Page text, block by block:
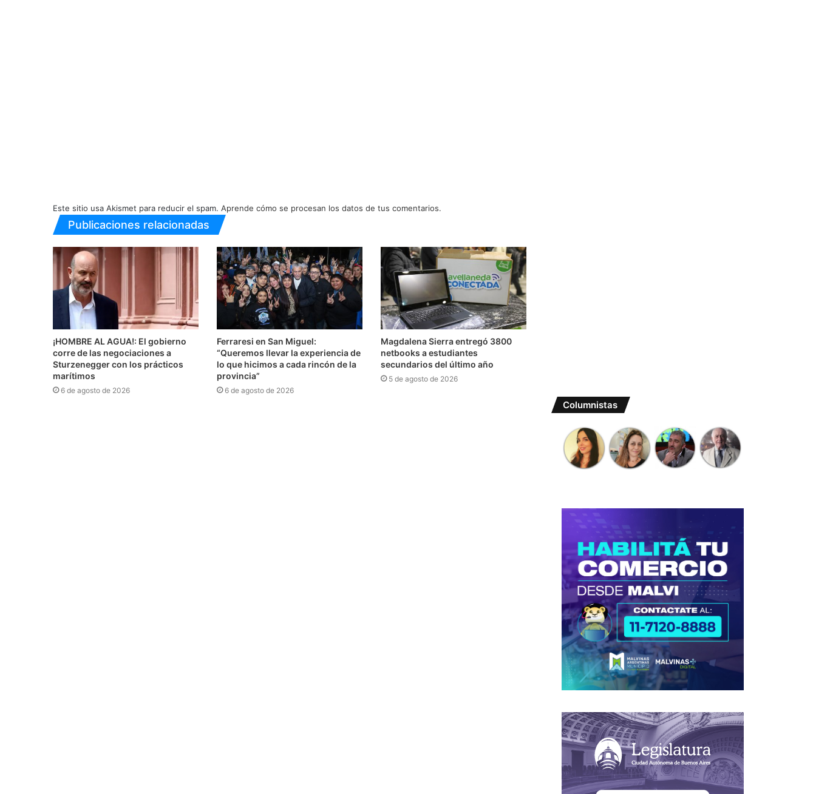
Este sitio usa Akismet para reducir el spam. Aprende cómo se procesan los datos de tus comentarios.
Publicaciones relacionadas
¡HOMBRE AL AGUA!: El gobierno
corre de las negociaciones a
Sturzenegger con los prácticos
marítimos
6 de agosto de 2026
Ferraresi en San Miguel:
“Queremos llevar la experiencia de
lo que hicimos a cada rincón de la
provincia”
6 de agosto de 2026
Magdalena Sierra entregó 3800
netbooks a estudiantes
secundarios del último año
5 de agosto de 2026
Columnistas